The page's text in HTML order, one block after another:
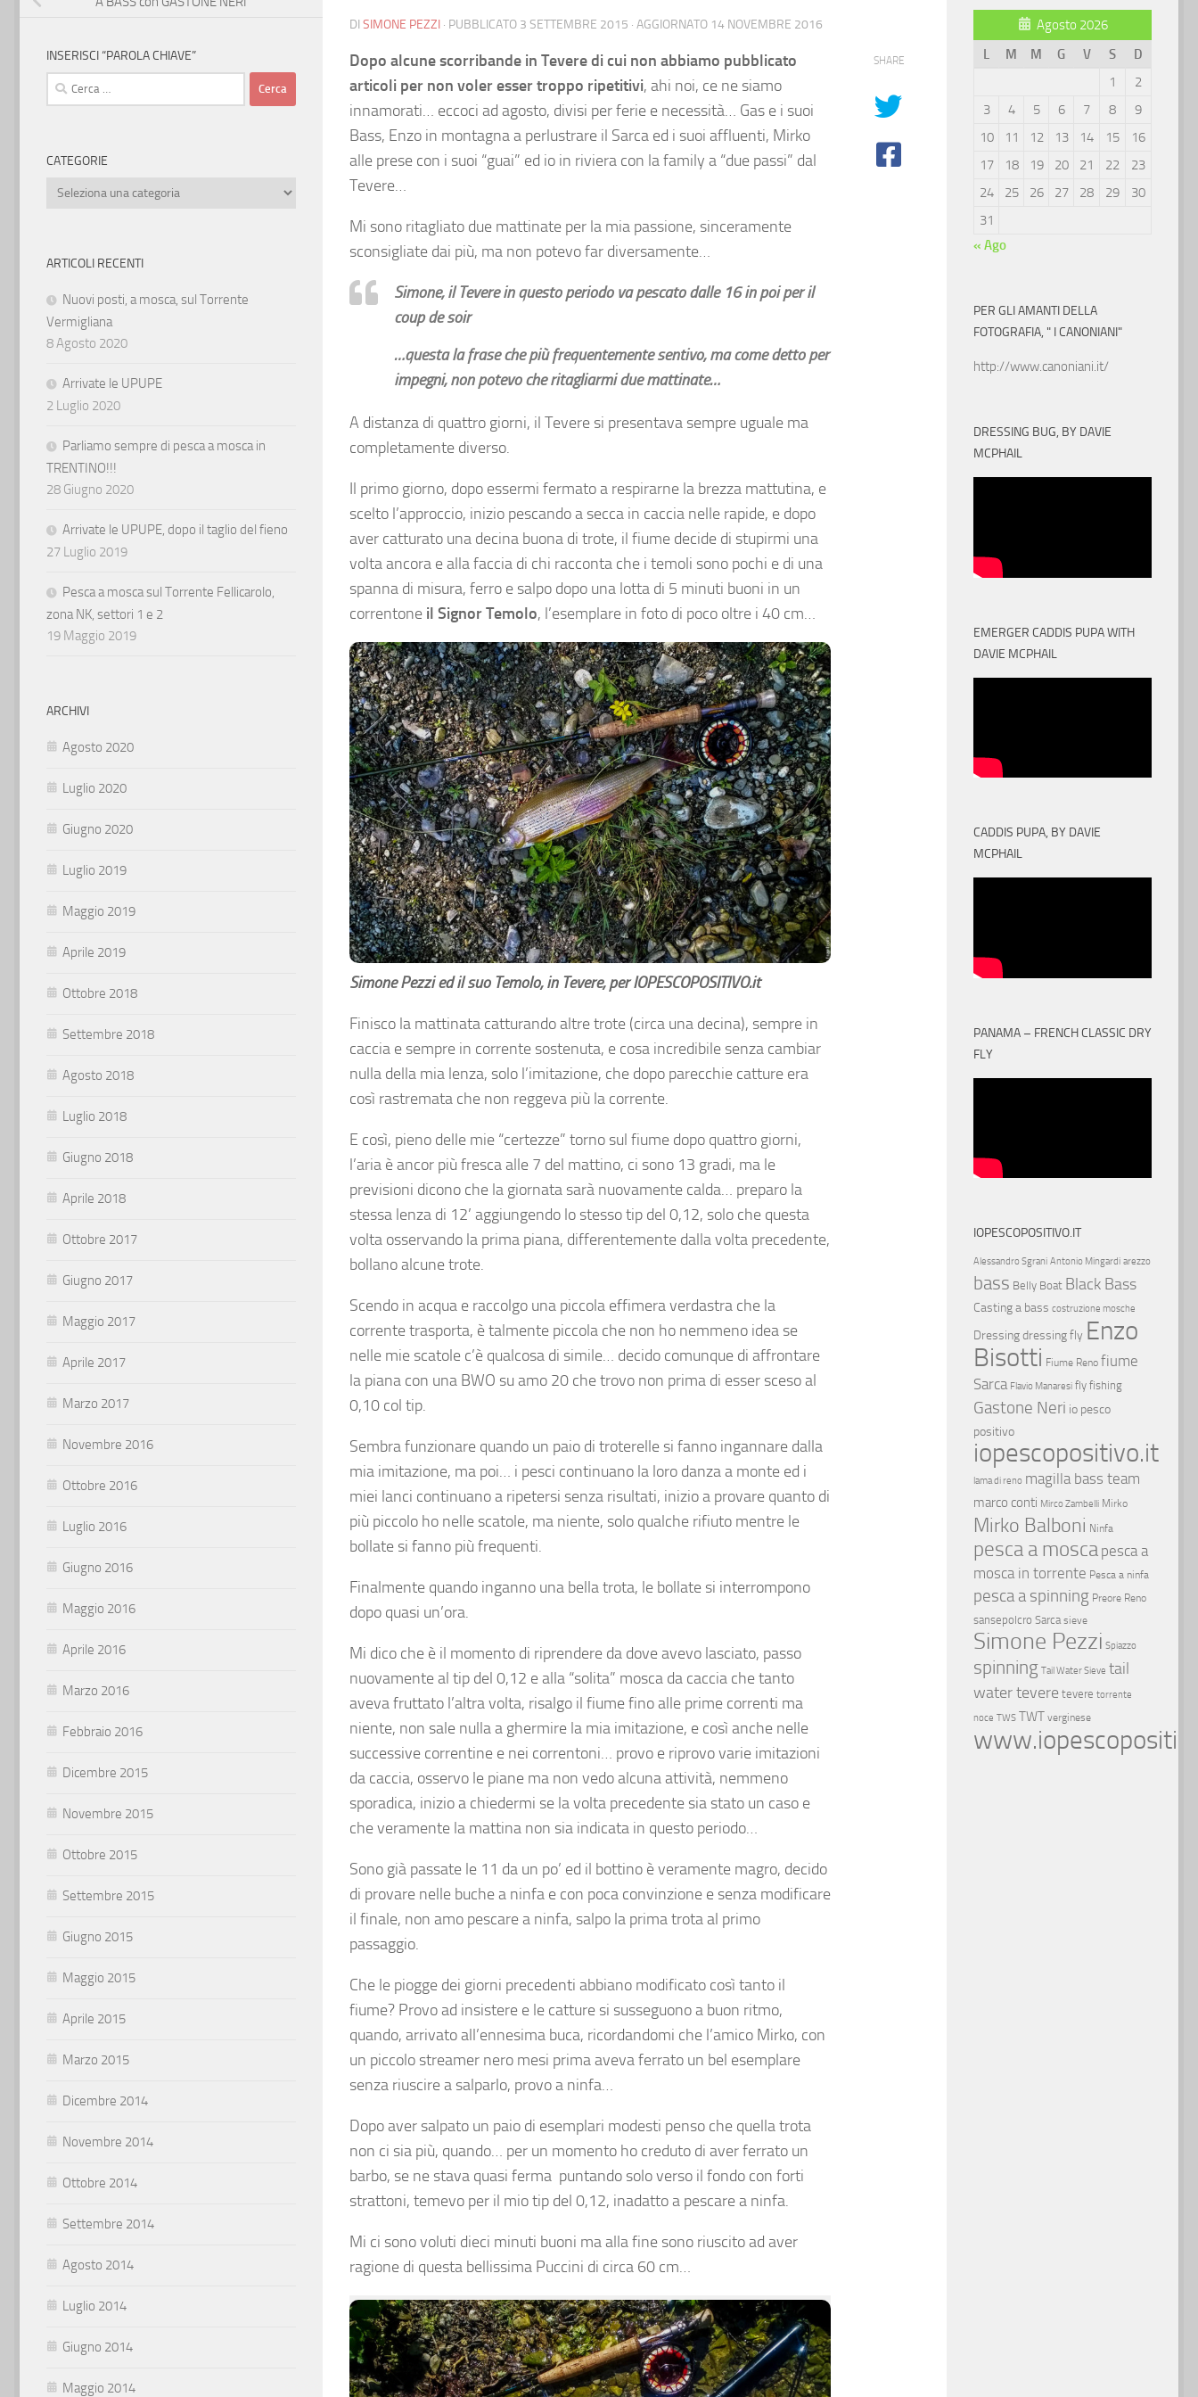
DI SIMONE PEZZI · PUBBLICATO 3 SETTEMBRE 2015 · AGGIORNATO 14 NOVEMBRE 2016
Dopo alcune scorribande in Tevere di cui non abbiamo pubblicato
articoli per non voler esser troppo ripetitivi, ahi noi, ce ne siamo
innamorati… eccoci ad agosto, divisi per ferie e necessità… Gas e i suoi
Bass, Enzo in montagna a perlustrare il Sarca ed i suoi affluenti, Mirko
alle prese con i suoi “guai” ed io in riviera con la family a “due passi” dal
Tevere…
Mi sono ritagliato due mattinate per la mia passione, sinceramente
sconsigliate dai più, ma non potevo far diversamente…
Simone, il Tevere in questo periodo va pescato dalle 16 in poi per il
coup de soir
…questa la frase che più frequentemente sentivo, ma come detto per
impegni, non potevo che ritagliarmi due mattinate…
A distanza di quattro giorni, il Tevere si presentava sempre uguale ma
completamente diverso.
Il primo giorno, dopo essermi fermato a respirarne la brezza mattutina, e
scelto l’approccio, inizio pescando a secca in caccia nelle rapide, e dopo
aver catturato una decina buona di trote, il fiume decide di stupirmi una
volta ancora e alla faccia di chi racconta che i temoli sono pochi e di una
spanna di misura, ferro e salpo dopo una lotta di 5 minuti buoni in un
correntone il Signor Temolo, l’esemplare in foto di poco oltre i 40 cm…
Simone Pezzi ed il suo Temolo, in Tevere, per IOPESCOPOSITIVO.it
Finisco la mattinata catturando altre trote (circa una decina), sempre in
caccia e sempre in corrente sostenuta, e cosa incredibile senza cambiar
nulla della mia lenza, solo l’imitazione, che dopo parecchie catture era
così rastremata che non reggeva più la corrente.
E così, pieno delle mie “certezze” torno sul fiume dopo quattro giorni,
l’aria è ancor più fresca alle 7 del mattino, ci sono 13 gradi, ma le
previsioni dicono che la giornata sarà nuovamente calda… preparo la
stessa lenza di 12’ aggiungendo lo stesso tip del 0,12, solo che questa
volta osservando la prima piana, differentemente dalla volta precedente,
bollano alcune trote.
Scendo in acqua e raccolgo una piccola effimera verdastra che la
corrente trasporta, è talmente piccola che non ho nemmeno idea se
nelle mie scatole c’è qualcosa di simile… decido comunque di affrontare
la piana con una BWO su amo 20 che trovo non prima di esser sceso al
0,10 col tip.
Sembra funzionare quando un paio di troterelle si fanno ingannare dalla
mia imitazione, ma poi… i pesci continuano la loro danza a monte ed i
miei lanci continuano a ripetersi senza risultati, inizio a provare quanto di
più piccolo ho nelle scatole, ma niente, solo qualche rifiuto mentre le
bollate si fanno più frequenti.
Finalmente quando inganno una bella trota, le bollate si interrompono
dopo quasi un’ora.
Mi dico che è il momento di riprendere da dove avevo lasciato, passo
nuovamente al tip del 0,12 e alla “solita” mosca da caccia che tanto
aveva fruttato l’altra volta, risalgo il fiume fino alle prime correnti ma
niente, non sale nulla a ghermire la mia imitazione, e così anche nelle
successive correntine e nei correntoni… provo e riprovo varie imitazioni
da caccia, osservo le piane ma non vedo alcuna attività, nemmeno
sporadica, inizio a chiedermi se la volta precedente sia stato un caso e
che veramente la mattina non sia indicata in questo periodo…
Sono già passate le 11 da un po’ ed il bottino è veramente magro, decido
di provare nelle buche a ninfa e con poca convinzione e senza modificare
il finale, non amo pescare a ninfa, salpo la prima trota al primo
passaggio.
Che le piogge dei giorni precedenti abbiano modificato così tanto il
fiume? Provo ad insistere e le catture si susseguono a buon ritmo,
quando, arrivato all’ennesima buca, ricordandomi che l’amico Mirko, con
un piccolo streamer nero mesi prima aveva ferrato un bel esemplare
senza riuscire a salparlo, provo a ninfa…
Dopo aver salpato un paio di esemplari modesti penso che quella trota
non ci sia più, quando… per un momento ho creduto di aver ferrato un
barbo, se ne stava quasi ferma puntando solo verso il fondo con forti
strattoni, temevo per il mio tip del 0,12, inadatto a pescare a ninfa.
Mi ci sono voluti dieci minuti buoni ma alla fine sono riuscito ad aver
ragione di questa bellissima Puccini di circa 60 cm…
SHARE
INSERISCI “PAROLA CHIAVE”
Ricerca
per:
CATEGORIE
Categorie
ARTICOLI RECENTI
Nuovi posti, a mosca, sul Torrente
Vermigliana
8 Agosto 2020
Arrivate le UPUPE
2 Luglio 2020
Parliamo sempre di pesca a mosca in
TRENTINO!!!
28 Giugno 2020
Arrivate le UPUPE, dopo il taglio del fieno
27 Luglio 2019
Pesca a mosca sul Torrente Fellicarolo,
zona NK, settori 1 e 2
19 Maggio 2019
ARCHIVI
Agosto 2020
Luglio 2020
Giugno 2020
Luglio 2019
Maggio 2019
Aprile 2019
Ottobre 2018
Settembre 2018
Agosto 2018
Luglio 2018
Giugno 2018
Aprile 2018
Ottobre 2017
Giugno 2017
Maggio 2017
Aprile 2017
Marzo 2017
Novembre 2016
Ottobre 2016
Luglio 2016
Giugno 2016
Maggio 2016
Aprile 2016
Marzo 2016
Febbraio 2016
Dicembre 2015
Novembre 2015
Ottobre 2015
Settembre 2015
Giugno 2015
Maggio 2015
Aprile 2015
Marzo 2015
Dicembre 2014
Novembre 2014
Ottobre 2014
Settembre 2014
Agosto 2014
Luglio 2014
Giugno 2014
Maggio 2014
Agosto 2026
L
M M G V S
D
1
2
3
4 5 6 7 8
9
10
11 12 13 14 15
16
17
18 19 20 21 22
23
24
25 26 27 28 29
30
31
« Ago
PER GLI AMANTI DELLA
FOTOGRAFIA, " I CANONIANI"
http://www.canoniani.it/
DRESSING BUG, BY DAVIE
MCPHAIL
EMERGER CADDIS PUPA WITH
DAVIE MCPHAIL
CADDIS PUPA, BY DAVIE
MCPHAIL
PANAMA – FRENCH CLASSIC DRY
FLY
IOPESCOPOSITIVO.IT
Alessandro Sgrani Antonio Mingardi arezzo
bass Belly Boat Black Bass
Casting a bass costruzione mosche
Dressingdressing fly Enzo
Bisotti Fiume Reno fiume
Sarca Flavio Manaresi fly fishing
Gastone Neri io pesco
positivo
iopescopositivo.it
lama di reno magilla bass team
marco conti Mirco Zambelli Mirko
Mirko Balboni Ninfa
pesca a mosca pesca a
mosca in torrente Pesca a ninfa
pesca a spinning Preore Reno
sansepolcro Sarca sieve
Simone Pezzi Spiazzo
spinning Tail Water Sieve tail
water tevere tevere torrente
noce TWS TWT verginese